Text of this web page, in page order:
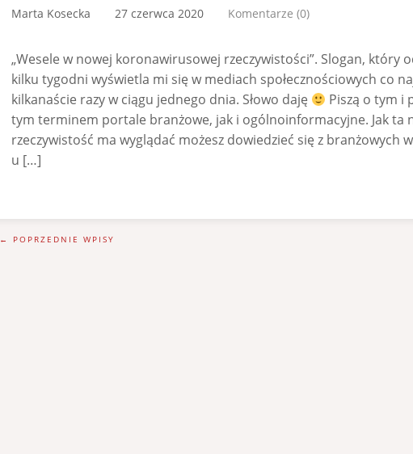
Marta Kosecka 27 czerwca 2020 Komentarze (0)
„Wesele w nowej koronawirusowej rzeczywistości”. Slogan, który
kilku tygodni wyświetla mi się w mediach społecznościowych co
kilkanaście razy w ciągu jednego dnia. Słowo daję
Piszą o tym i
tym terminem portale branżowe, jak i ogólnoinformacyjne. Jak ta
rzeczywistość ma wyglądać możesz dowiedzieć się z branżowych
u […]
← POPRZEDNIE WPISY